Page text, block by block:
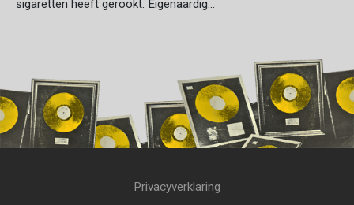
sigaretten heeft gerookt. Eigenaardig...
Privacyverklaring